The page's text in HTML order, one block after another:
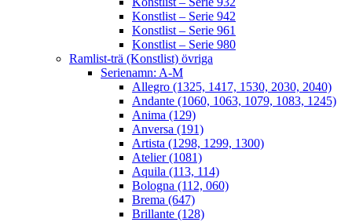
Konstlist – Serie 942
Konstlist – Serie 961
Konstlist – Serie 980
Ramlist-trä (Konstlist) övriga
Serienamn: A-M
Allegro (1325, 1417, 1530, 2030, 2040)
Andante (1060, 1063, 1079, 1083, 1245)
Anima (129)
Anversa (191)
Artista (1298, 1299, 1300)
Atelier (1081)
Aquila (113, 114)
Bologna (112, 060)
Brema (647)
Brillante (128)